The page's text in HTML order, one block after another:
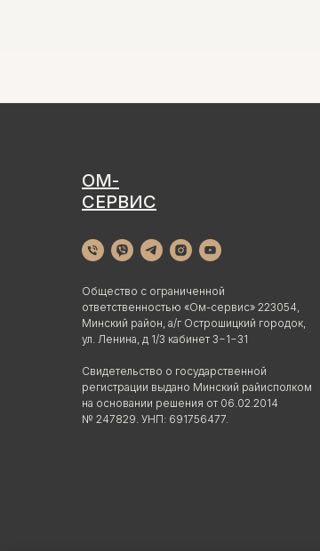
ОМ-
СЕРВИС
Общество с ограниченной
ответственностью «Ом-сервис» 223054,
Минский район, а/г Острошицкий городок,
ул. Ленина, д 1/3 кабинет 3−1−31
Свидетельство о государственной
регистрации выдано Минский райисполком
на основании решения от 06.02.2014
№ 247829. УНП: 691756477.